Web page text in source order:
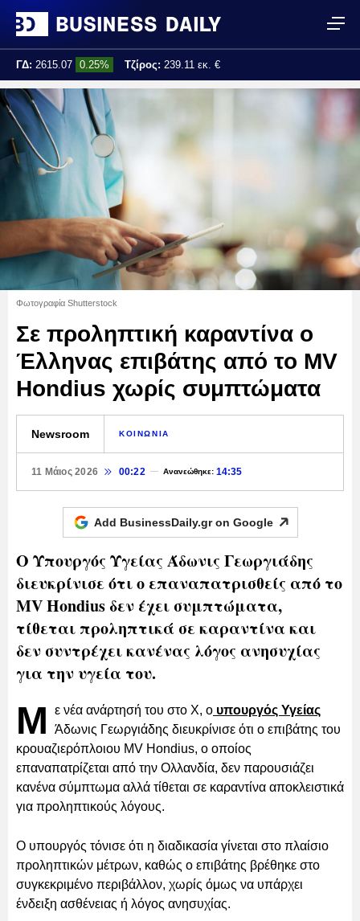
ΓΔ: 2615.07 0.25% Τζίρος: 239.11 εκ. €
Τελ. ενημέρωση: 17:25:01
Φωτογραφία Shutterstock
Σε προληπτική καραντίνα ο
Έλληνας επιβάτης από το MV
Hondius χωρίς συμπτώματα
Newsroom ΚΟΙΝΩΝΙΑ
11 Μάιος 2026 00:22 Ανανεώθηκε:14:35
Add BusinessDaily.gr on Google
Ο Υπουργός Υγείας Άδωνις Γεωργιάδης
διευκρίνισε ότι ο επαναπατρισθείς από το
MV Hondius δεν έχει συμπτώματα,
τίθεται προληπτικά σε καραντίνα και
δεν συντρέχει κανένας λόγος ανησυχίας
για την υγεία του.
Μ ε νέα ανάρτησή του στο Χ, ο υπουργός Υγείας
Άδωνις Γεωργιάδης διευκρίνισε ότι ο επιβάτης του
κρουαζιερόπλοιου MV Hondius, ο οποίος
επαναπατρίζεται από την Ολλανδία, δεν παρουσιάζει
κανένα σύμπτωμα αλλά τίθεται σε καραντίνα αποκλειστικά
για προληπτικούς λόγους.
Ο υπουργός τόνισε ότι η διαδικασία γίνεται στο πλαίσιο
προληπτικών μέτρων, καθώς ο επιβάτης βρέθηκε στο
συγκεκριμένο περιβάλλον, χωρίς όμως να υπάρχει
ένδειξη ασθένειας ή λόγος ανησυχίας.